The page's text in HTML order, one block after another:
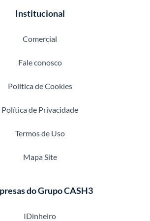
Institucional
Comercial
Fale conosco
Política de Cookies
Política de Privacidade
Termos de Uso
Mapa Site
do Grupo CASH3
IDinheiro